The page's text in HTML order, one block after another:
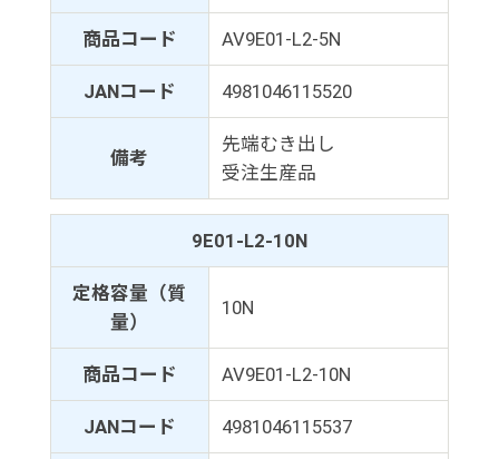
商品コード AV9E01-L2-5N
JANコード 4981046115520
備考
先端むき出し
受注生産品
9E01-L2-10N
定格容量（質
量）
10N
商品コード AV9E01-L2-10N
JANコード 4981046115537